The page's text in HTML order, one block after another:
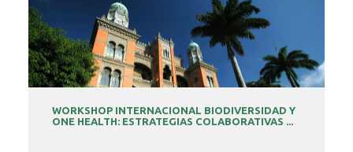
WORKSHOP INTERNACIONAL BIODIVERSIDAD Y
ONE HEALTH: ESTRATEGIAS COLABORATIVAS ...